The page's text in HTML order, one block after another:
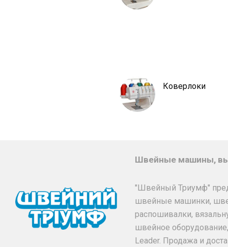
Коверлоки
Швейные машины,
"Швейный Триумф"
швейные машинки,
распошивалки,
швейное
Leader. Продажа и